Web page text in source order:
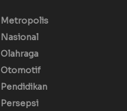
Metropolis
Nasional
Olahraga
Otomotif
Pendidikan
Persepsi